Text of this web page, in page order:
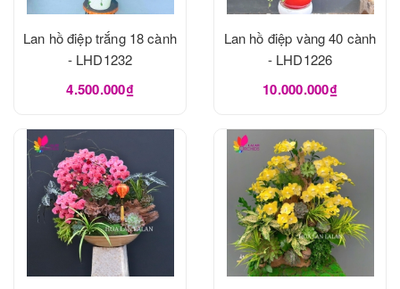
Lan hồ điệp trắng 18 cành
- LHD1232
4.500.000₫
Lan hồ điệp vàng 40 cành
- LHD1226
10.000.000₫